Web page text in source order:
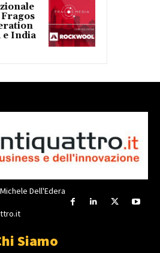
e India
Dell'Edera
Siamo